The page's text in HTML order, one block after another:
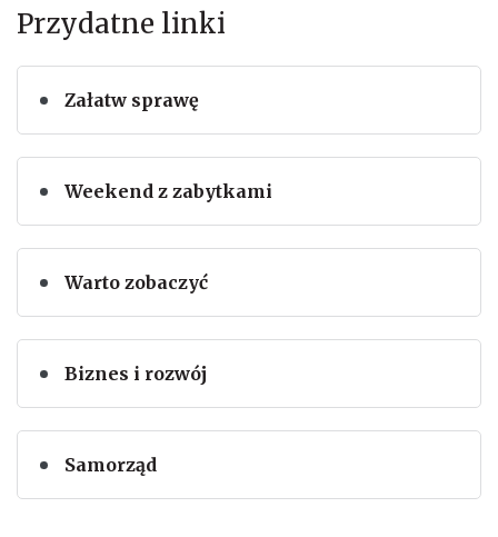
Przydatne linki
Załatw sprawę
Weekend z zabytkami
Warto zobaczyć
Biznes i rozwój
Samorząd